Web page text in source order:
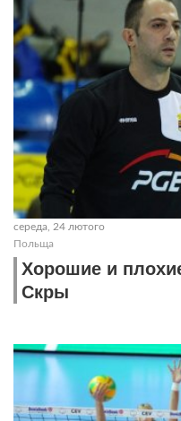
середа, 24 лютого
Польща
Хорошие и
Скры